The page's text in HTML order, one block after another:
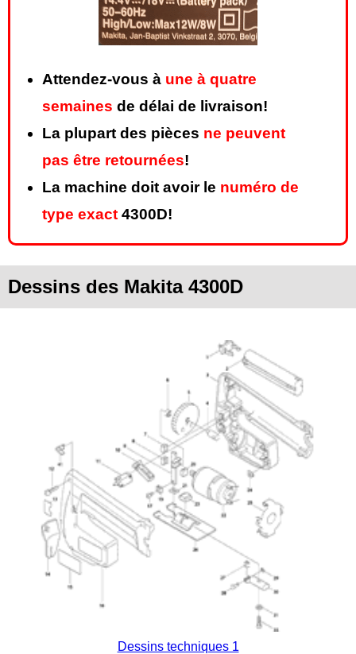
Attendez-vous à une à quatre
semaines de délai de livraison!
La plupart des pièces ne peuvent
pas être retournées!
La machine doit avoir le numéro de
type exact 4300D!
Dessins des Makita 4300D
Dessins techniques 1